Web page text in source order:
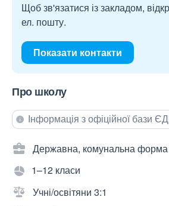
Щоб зв'язатися із закладом,
ел. пошту.
Показати контакти
Про школу
Інформація з офіційної бази
Державна, комунальна форма
1–12 класи
Учні/освітяни 3:1